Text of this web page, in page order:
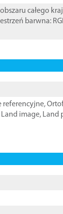
całego
barwna:
referencyjne,
Land image, Land